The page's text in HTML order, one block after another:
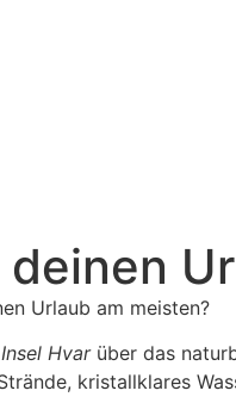
Insel Hvarüber das
kristallklares